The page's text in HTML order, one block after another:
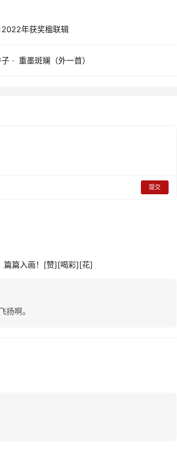
2022年获奖楹联辑
· 重墨斑斓（外一首）
提交
篇篇入画！[赞][喝彩][花]
扬啊。